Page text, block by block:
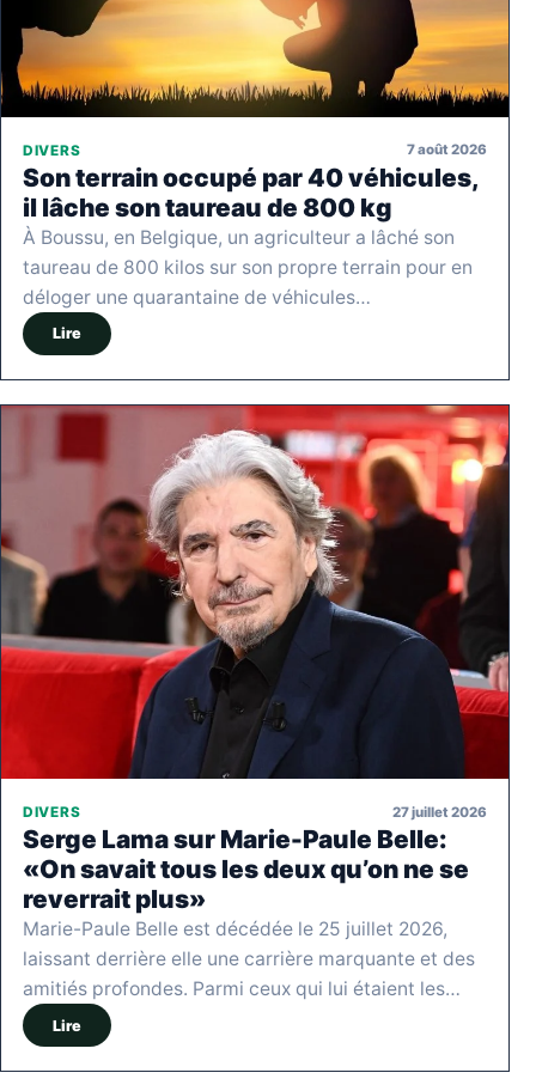
DIVERS 7 août 2026
Son terrain occupé par 40 véhicules,
il lâche son taureau de 800 kg
À Boussu, en Belgique, un agriculteur a lâché son
taureau de 800 kilos sur son propre terrain pour en
déloger une quarantaine de véhicules…
Lire
DIVERS 27 juillet 2026
Serge Lama sur Marie-Paule Belle:
«On savait tous les deux qu’on ne se
reverrait plus»
Marie-Paule Belle est décédée le 25 juillet 2026,
laissant derrière elle une carrière marquante et des
amitiés profondes. Parmi ceux qui lui étaient les…
Lire